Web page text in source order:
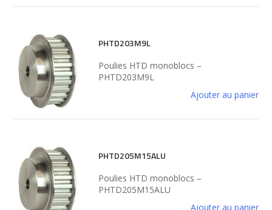
PHTD203M9L
Poulies HTD monoblocs –
PHTD203M9L
Ajouter au panier
PHTD205M15ALU
Poulies HTD monoblocs –
PHTD205M15ALU
Ajouter au panier